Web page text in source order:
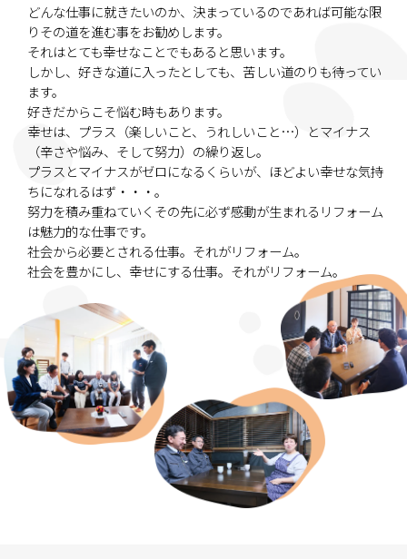
どんな仕事に就きたいのか、決まっているのであれば可能な限
りその道を進む事をお勧めします。
それはとても幸せなことでもあると思います。
しかし、好きな道に入ったとしても、苦しい道のりも待ってい
ます。
好きだからこそ悩む時もあります。
幸せは、プラス（楽しいこと、うれしいこと…）とマイナス
（辛さや悩み、そして努力）の繰り返し。
プラスとマイナスがゼロになるくらいが、ほどよい幸せな気持
ちになれるはず・・・。
努力を積み重ねていくその先に必ず感動が生まれるリフォーム
は魅力的な仕事です。
社会から必要とされる仕事。それがリフォーム。
社会を豊かにし、幸せにする仕事。それがリフォーム。